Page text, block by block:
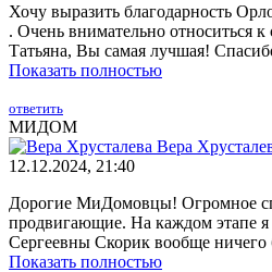
Хочу выразить благодарность
. Очень внимательно относиться
Татьяна, Вы самая лучшая!
Показать полностью
ответить
МИДОМ
Вера
12.12.2024, 21:40
Дорогие МиДомовцы! Огромное
продвигающие. На каждом этапе
Сергеевны Скорик вообще ничего
Показать полностью